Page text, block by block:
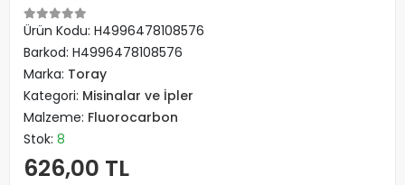
Ürün Kodu: H4996478108576
Barkod: H4996478108576
Marka: Toray
Kategori: Misinalar ve İpler
Malzeme: Fluorocarbon
Stok: 8
626,00 TL